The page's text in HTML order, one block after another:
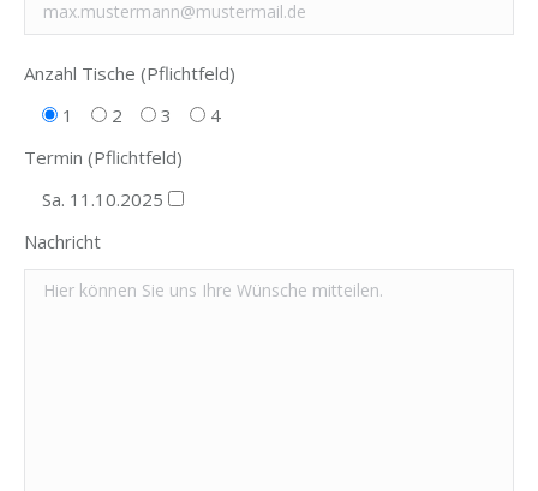
Anzahl Tische (Pflicht­feld)
1
2 3
4
Ter­min (Pflicht­feld)
Sa. 11.10.2025
Nach­richt